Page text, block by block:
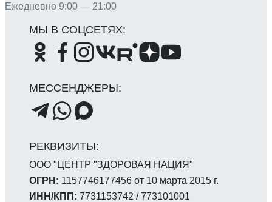
ООО "ЦЕНТР "ЗДОРОВАЯ НАЦИЯ"
ОГРН: 1157746177456 от 10 марта 2015 г.
ИНН/КПП: 7731153742 / 773101001
Ежедневно 9:00 — 21:00